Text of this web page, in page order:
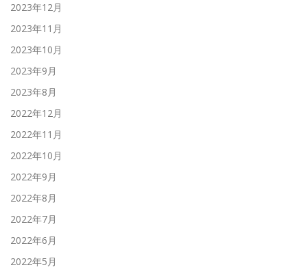
2023年12月
2023年11月
2023年10月
2023年9月
2023年8月
2022年12月
2022年11月
2022年10月
2022年9月
2022年8月
2022年7月
2022年6月
2022年5月